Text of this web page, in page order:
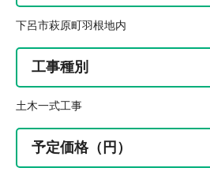
下呂市萩原町羽根地内
工事種別
土木一式工事
予定価格（円）